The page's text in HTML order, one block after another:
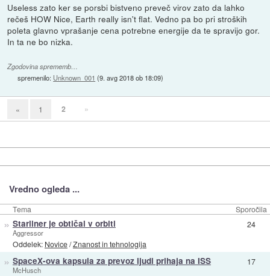
Useless zato ker se porsbi bistveno preveč virov zato da lahko
rečeš HOW Nice, Earth really isn't flat. Vedno pa bo pri stroških
poleta glavno vprašanje cena potrebne energije da te spravijo gor.
In ta ne bo nizka.
Zgodovina sprememb…
spremenilo: Unknown_001 (9. avg 2018 ob 18:09)
« 1 2 »
Vredno ogleda ...
Tema Sporočila
» Starliner je obtičal v orbiti
Aggressor
Oddelek: Novice/Znanost in tehnologija
24
» SpaceX-ova kapsula za prevoz ljudi prihaja na ISS
McHusch
17